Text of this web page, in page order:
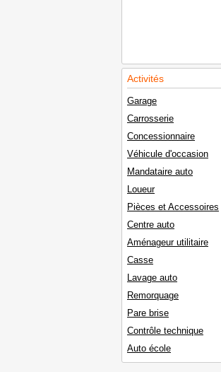
Activités
Garage
Carrosserie
Concessionnaire
Véhicule d'occasion
Mandataire auto
Loueur
Pièces et Accessoires
Centre auto
Aménageur utilitaire
Casse
Lavage auto
Remorquage
Pare brise
Contrôle technique
Auto école